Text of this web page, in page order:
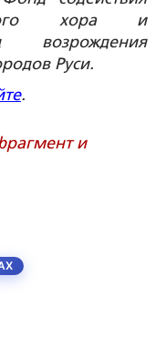
хора и
возрождения
Руси.
.
и